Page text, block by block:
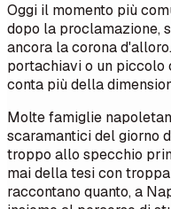
Oggi il momento più
dopo la proclamazione,
ancora la corona
portachiavi o un piccolo
conta più della
Molte famiglie
scaramantici del giorno
troppo allo specchio
mai della tesi con
raccontano quanto, a